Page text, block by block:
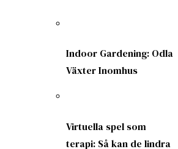
Indoor Gardening: Odla
Växter Inomhus
Virtuella spel som
terapi: Så kan de lindra